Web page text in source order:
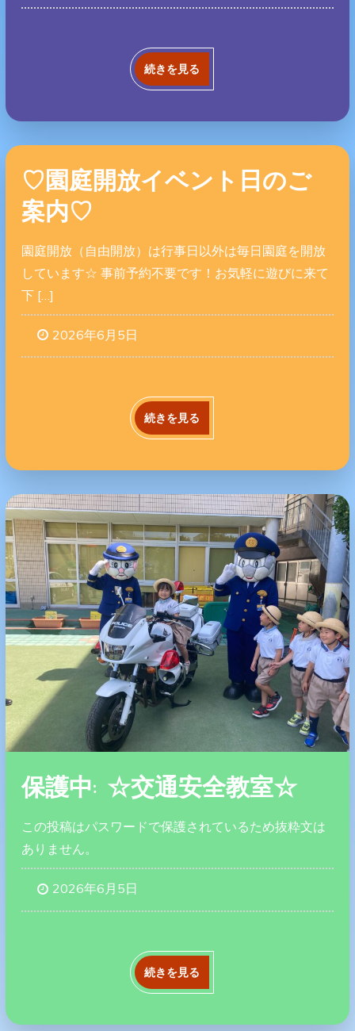
続きを見る
♡園庭開放イベント日のご
案内♡
園庭開放（自由開放）は行事日以外は毎日園庭を開放
しています☆ 事前予約不要です！お気軽に遊びに来て
下 […]
2026年6月5日
続きを見る
保護中: ☆交通安全教室☆
この投稿はパスワードで保護されているため抜粋文は
ありません。
2026年6月5日
続きを見る